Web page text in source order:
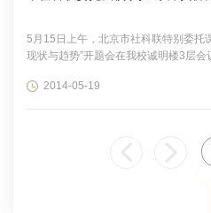
5月15日上午，北京市社科联特别委托
现状与趋势”开题会在我校诚明楼3层会
2014-05-19